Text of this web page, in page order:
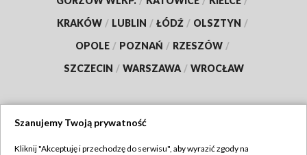
KRAKÓW / LUBLIN / ŁÓDŹ / OLSZTYN /
OPOLE / POZNAŃ / RZESZÓW /
SZCZECIN / WARSZAWA / WROCŁAW
Szanujemy Twoją prywatność
Kliknij "Akceptuję i przechodzę do serwisu", aby wyrazić zgody na